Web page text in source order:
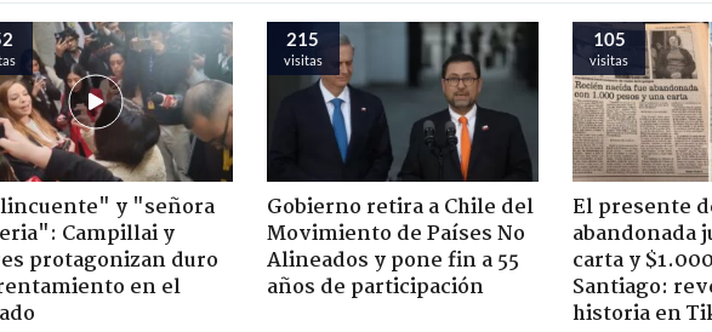
y "señora
Campillai y
protagonizan duro
en el
215
visitas
Gobierno retira a Chile del
Movimiento de Países No
Alineados y pone fin a 55
años de participación
105
visitas
El presente
abandonada
carta y
Santiago:
historia en